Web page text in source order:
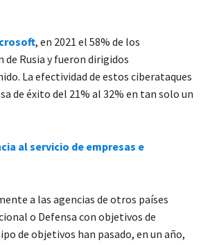
, en 2021 el 58% de los
Rusia y fueron dirigidos
La efectividad de estos ciberataques
de éxito del 21% al 32% en tan solo un
al servicio de empresas e
a las agencias de otros países
o Defensa con objetivos de
de objetivos han pasado, en un año,